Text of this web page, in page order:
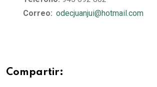
Correo: odecjuanjui@hotmail.com
Compartir: